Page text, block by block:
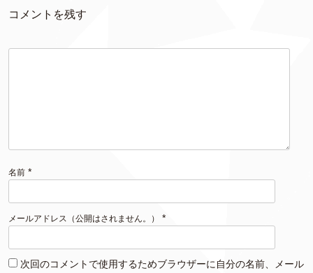
コメントを残す
名前 *
メールアドレス（公開はされません。） *
次回のコメントで使用するためブラウザーに自分の名前、メール